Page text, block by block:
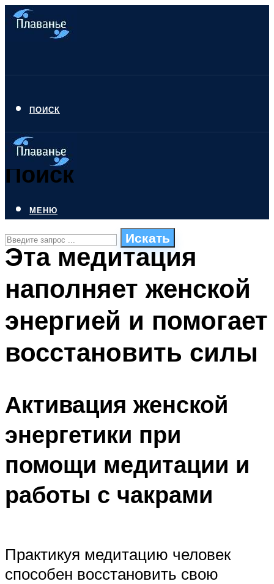
ПОИСК
Поиск
Искать
СТИЛИ ПЛАВАНЬЯ
ПЛАВАНЬЕ ДЛЯ ДЕТЕЙ
БАССЕЙН ДЛЯ ДОМА
МЕНЮ
Эта медитация
наполняет женской
энергией и помогает
восстановить силы
Активация женской
энергетики при
помощи медитации и
работы с чакрами
Практикуя медитацию человек
способен восстановить свою